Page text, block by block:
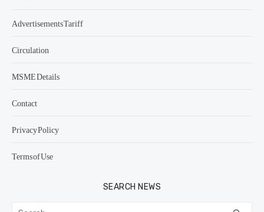
Advertisements Tariff
Circulation
MSME Details
Contact
Privacy Policy
Terms of Use
SEARCH NEWS